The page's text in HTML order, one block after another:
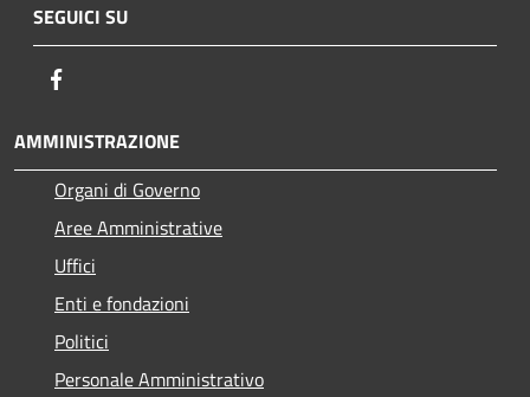
SEGUICI SU
AMMINISTRAZIONE
Organi di Governo
Aree Amministrative
Uffici
Enti e fondazioni
Politici
Personale Amministrativo